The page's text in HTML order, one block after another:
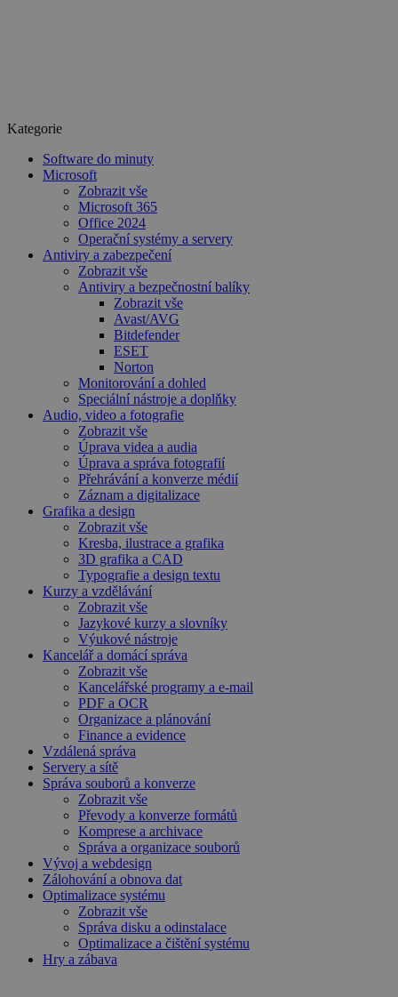
Kategorie
Software do minuty
Microsoft
Zobrazit vše
Microsoft 365
Office 2024
Operační systémy a servery
Antiviry a zabezpečení
Zobrazit vše
Antiviry a bezpečnostní balíky
Zobrazit vše
Avast/AVG
Bitdefender
ESET
Norton
Monitorování a dohled
Speciální nástroje a doplňky
Audio, video a fotografie
Zobrazit vše
Úprava videa a audia
Úprava a správa fotografií
Přehrávání a konverze médií
Záznam a digitalizace
Grafika a design
Zobrazit vše
Kresba, ilustrace a grafika
3D grafika a CAD
Typografie a design textu
Kurzy a vzdělávání
Zobrazit vše
Jazykové kurzy a slovníky
Výukové nástroje
Kancelář a domácí správa
Zobrazit vše
Kancelářské programy a e-mail
PDF a OCR
Organizace a plánování
Finance a evidence
Vzdálená správa
Servery a sítě
Správa souborů a konverze
Zobrazit vše
Převody a konverze formátů
Komprese a archivace
Správa a organizace souborů
Vývoj a webdesign
Zálohování a obnova dat
Optimalizace systému
Zobrazit vše
Správa disku a odinstalace
Optimalizace a čištění systému
Hry a zábava